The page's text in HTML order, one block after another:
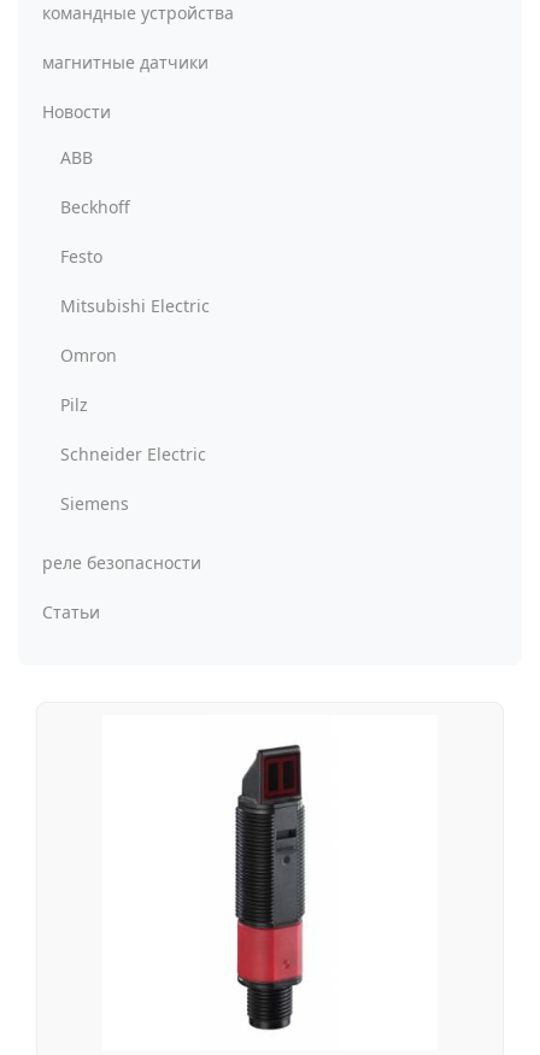
командные устройства
магнитные датчики
Новости
ABB
Beckhoff
Festo
Mitsubishi Electric
Omron
Pilz
Schneider Electric
Siemens
реле безопасности
Статьи